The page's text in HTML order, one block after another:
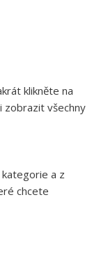
klikněte na
zobrazit všechny
a z
chcete